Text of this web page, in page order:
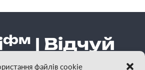
файлів cookie
фм | Відчуй